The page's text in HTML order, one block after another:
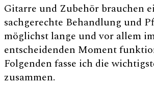
Gitarre und Zubehör brauchen
sachgerechte Behandlung und
möglichst lange und vor allem
entscheidenden Moment
Folgenden fasse ich die
zusammen.